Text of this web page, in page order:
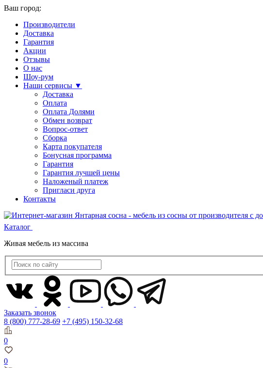
Ваш город:
Производители
Доставка
Гарантия
Акции
Отзывы
О нас
Шоу-рум
Наши сервисы ▼
Доставка
Оплата
Оплата Долями
Обмен возврат
Вопрос-ответ
Сборка
Карта покупателя
Бонусная программа
Гарантия
Гарантия лучшей цены
Наложеный платеж
Пригласи друга
Контакты
Каталог
Живая мебель из массива
Заказать звонок
8 (800) 777-28-69 +7 (495) 150-32-68
0
0